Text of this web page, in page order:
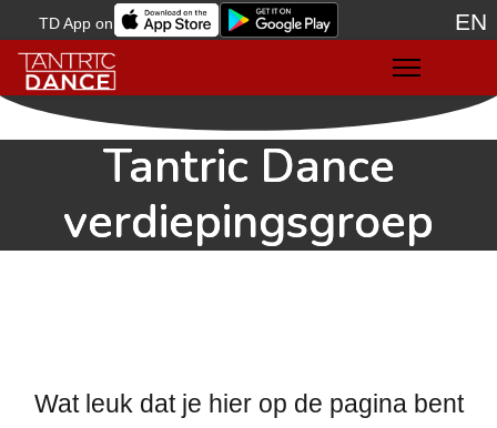
TD App on EN
Tantric Dance
verdiepingsgroep
Wat leuk dat je hier op de pagina bent